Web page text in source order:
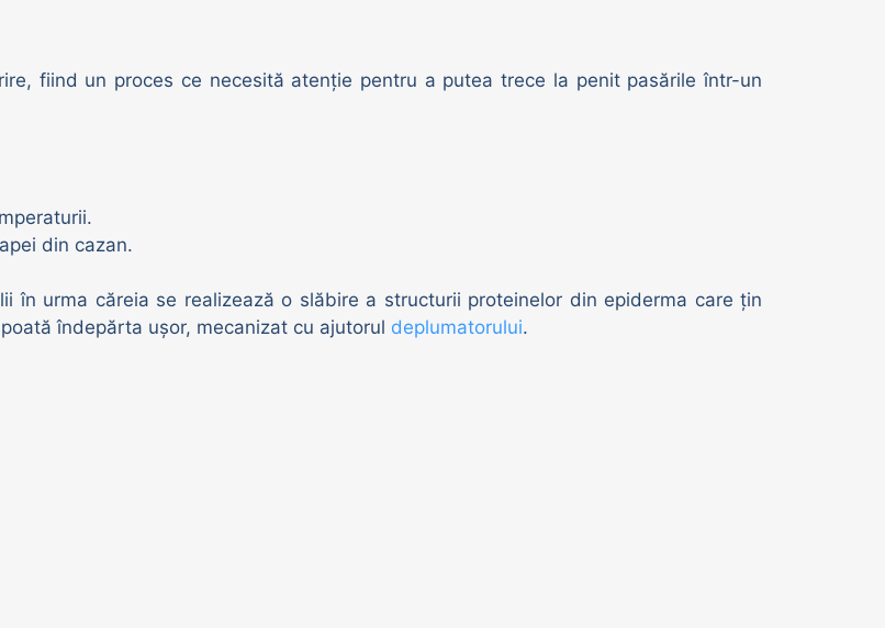
fiind un proces ce necesită atenție pentru a putea trece la penit pasările într-un
din cazan.
în urma căreia se realizează o slăbire a structurii proteinelor din epiderma care țin
îndepărta ușor, mecanizat cu ajutorul deplumatorului.